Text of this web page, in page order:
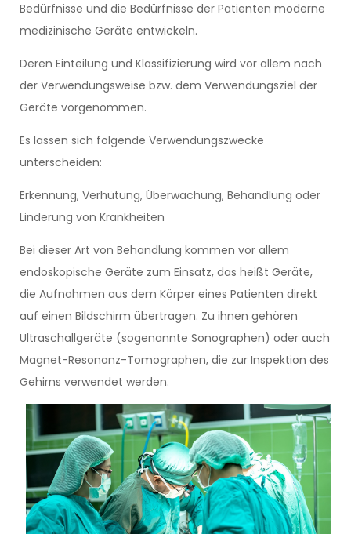
Bedürfnisse und die Bedürfnisse der Patienten moderne
medizinische Geräte entwickeln.
Deren Einteilung und Klassifizierung wird vor allem nach
der Verwendungsweise bzw. dem Verwendungsziel der
Geräte vorgenommen.
Es lassen sich folgende Verwendungszwecke
unterscheiden:
Erkennung, Verhütung, Überwachung, Behandlung oder
Linderung von Krankheiten
Bei dieser Art von Behandlung kommen vor allem
endoskopische Geräte zum Einsatz, das heißt Geräte,
die Aufnahmen aus dem Körper eines Patienten direkt
auf einen Bildschirm übertragen. Zu ihnen gehören
Ultraschallgeräte (sogenannte Sonographen) oder auch
Magnet-Resonanz-Tomographen, die zur Inspektion des
Gehirns verwendet werden.